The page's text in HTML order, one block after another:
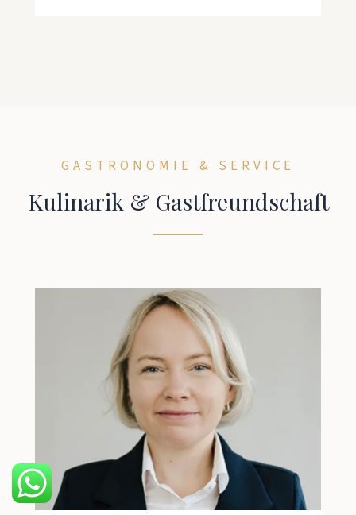
GASTRONOMIE & SERVICE
Kulinarik & Gastfreundschaft